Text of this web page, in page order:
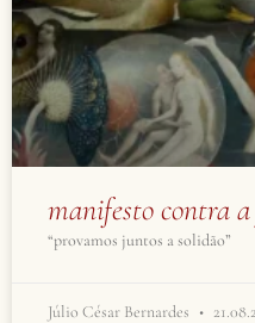
manifesto contra
“provamos juntos a solidão”
Júlio César Bernardes